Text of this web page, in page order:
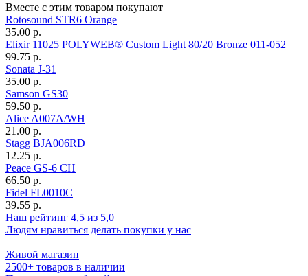
Вместе с этим товаром покупают
Rotosound STR6 Orange
35.00 р.
Elixir 11025 POLYWEB® Custom Light 80/20 Bronze 011-052
99.75 р.
Sonata J-31
35.00 р.
Samson GS30
59.50 р.
Alice A007A/WH
21.00 р.
Stagg BJA006RD
12.25 р.
Peace GS-6 CH
66.50 р.
Fidel FL0010C
39.55 р.
Наш рейтинг 4,5 из 5,0
Людям нравиться делать покупки у нас
Живой магазин
2500+ товаров в наличии